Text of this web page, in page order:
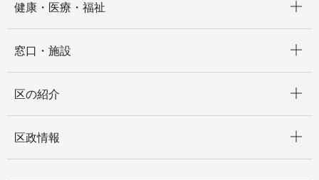
健康・医療・福祉
窓口・施設
区の紹介
区政情報